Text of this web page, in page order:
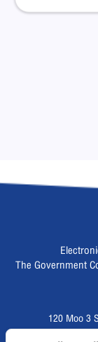
The Government
120 Moo 3